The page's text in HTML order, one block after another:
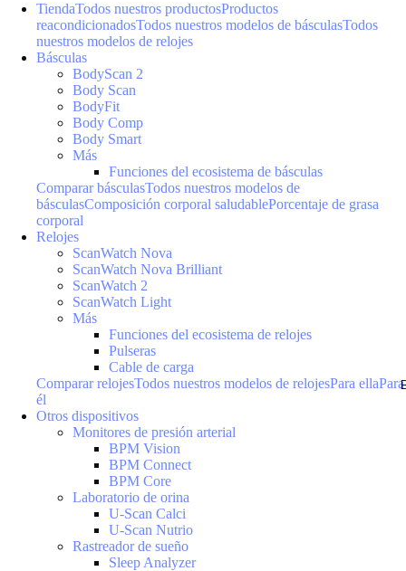
TiendaTodos nuestros productosProductos
reacondicionadosTodos nuestros modelos de básculasTodos
nuestros modelos de relojes
Básculas
BodyScan 2
Body Scan
BodyFit
Body Comp
Body Smart
Más
Funciones del ecosistema de básculas
Comparar básculasTodos nuestros modelos de
básculasComposición corporal saludablePorcentaje de grasa
corporal
Relojes
ScanWatch Nova
ScanWatch Nova Brilliant
ScanWatch 2
ScanWatch Light
Más
Funciones del ecosistema de relojes
Pulseras
Cable de carga
Comparar relojesTodos nuestros modelos de relojesPara ellaPara
él
Otros dispositivos
Monitores de presión arterial
BPM Vision
BPM Connect
BPM Core
Laboratorio de orina
U-Scan Calci
U-Scan Nutrio
Rastreador de sueño
Sleep Analyzer